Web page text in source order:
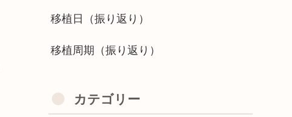
移植日（振り返り）
移植周期（振り返り）
カテゴリー